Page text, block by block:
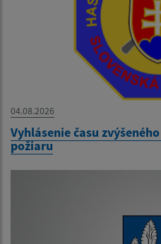
04.08.2026
Vyhlásenie času
požiaru